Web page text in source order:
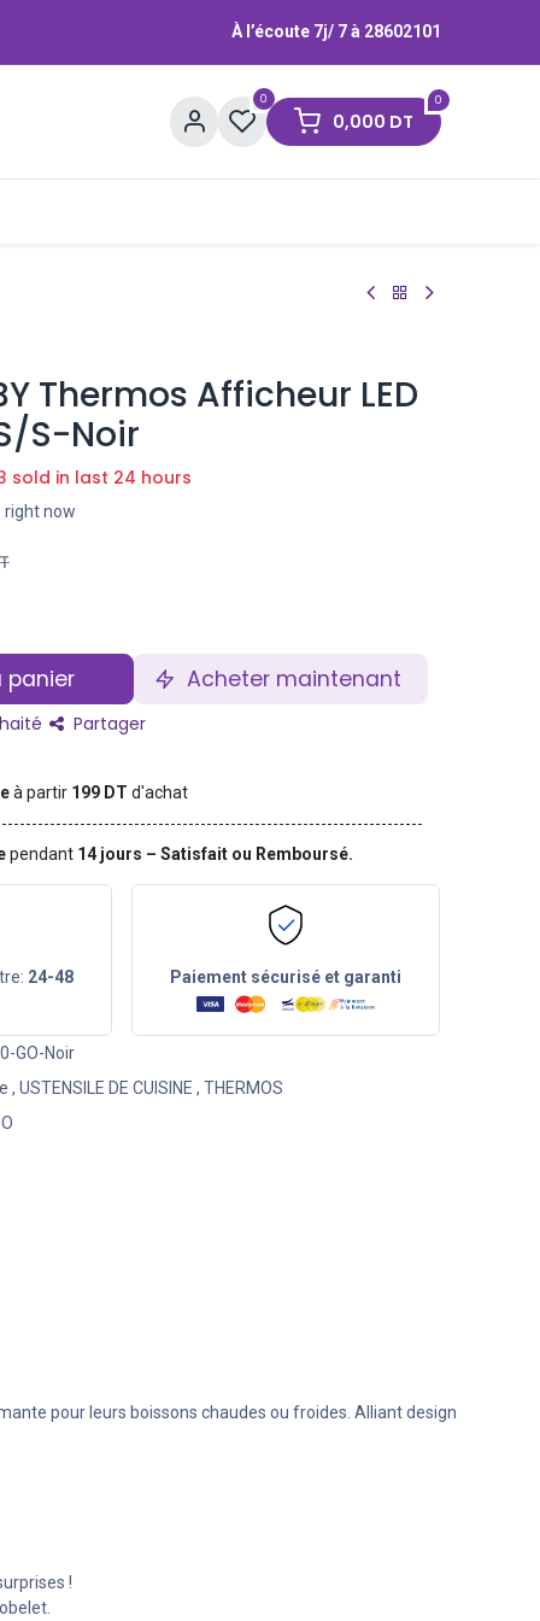
À l’écoute 7j/ 7 à 28602101
0 0
0,000 DT
Thermos Afficheur LED
S-Noir
sold in last 24 hours
right now
panier Acheter maintenant
Partager
à partir 199 DTd'achat
pendant 14 jours – Satisfait ou Remboursé.
24-48 Paiement sécurisé et garanti
GO-Noir
, USTENSILE DE CUISINE , THERMOS
pour leurs boissons chaudes ou froides. Alliant design
!